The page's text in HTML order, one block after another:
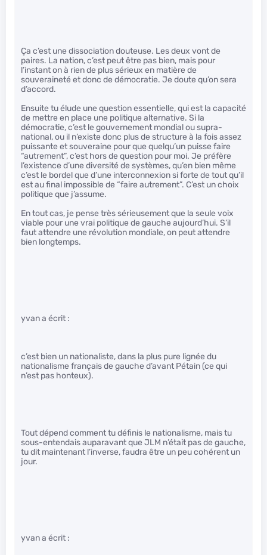
Ça c’est une dissociation douteuse. Les deux vont de
paires. La nation, c’est peut être pas bien, mais pour
l’instant on à rien de plus sérieux en matière de
souveraineté et donc de démocratie. Je doute qu’on sera
d’accord.
Ensuite tu élude une question essentielle, qui est la capacité
de mettre en place une politique alternative. Si la
démocratie, c’est le gouvernement mondial ou supra-
national, ou il n’existe donc plus de structure à la fois assez
puissante et souveraine pour que quelqu’un puisse faire
“autrement”, c’est hors de question pour moi. Je préfère
l’existence d’une diversité de systèmes, qu’en bien même
c’est le bordel que d’une interconnexion si forte de tout qu’il
est au final impossible de “faire autrement”. C’est un choix
politique que j’assume.
En tout cas, je pense très sérieusement que la seule voix
viable pour une vrai politique de gauche aujourd’hui. S’il
faut attendre une révolution mondiale, on peut attendre
bien longtemps.
yvan a écrit :
c’est bien un nationaliste, dans la plus pure lignée du
nationalisme français de gauche d’avant Pétain (ce qui
n’est pas honteux).
Tout dépend comment tu définis le nationalisme, mais tu
sous-entendais auparavant que JLM n’était pas de gauche,
tu dit maintenant l’inverse, faudra être un peu cohérent un
jour.
yvan a écrit :